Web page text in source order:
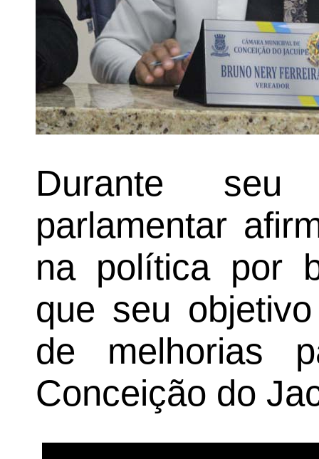
Durante seu
parlamentar
na política por
que seu
de melhorias
Conceição do